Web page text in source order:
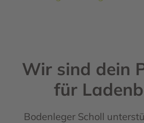
Wir sind dein
für
Bodenleger Scholl